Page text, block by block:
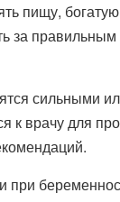
пищу,
за
сильными
к врачу для
при